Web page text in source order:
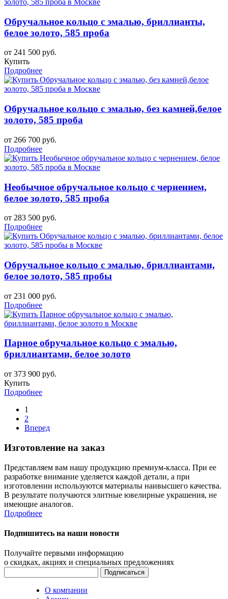
Обручальное кольцо с эмалью, бриллианты,
белое золото, 585 проба
от 241 500 руб.
Купить
Подробнее
Обручальное кольцо с эмалью, без камней,белое
золото, 585 проба
от 266 700 руб.
Подробнее
Необычное обручальное кольцо с чернением,
белое золото, 585 проба
от 283 500 руб.
Подробнее
Обручальное кольцо с эмалью, бриллиантами,
белое золото, 585 пробы
от 231 000 руб.
Подробнее
Парное обручальное кольцо с эмалью,
бриллиантами, белое золото
от 373 900 руб.
Купить
Подробнее
1
2
Вперед
Изготовление на заказ
Представляем вам нашу продукцию премиум-класса. При ее
разработке внимание уделяется каждой детали, а при
изготовлении используются материалы наивысшего качества.
В результате получаются элитные ювелирные украшения, не
имеющие аналогов.
Подробнее
Подпишитесь на наши новости
Получайте первыми информацию
о скидках, акциях и специальных предложениях
О компании